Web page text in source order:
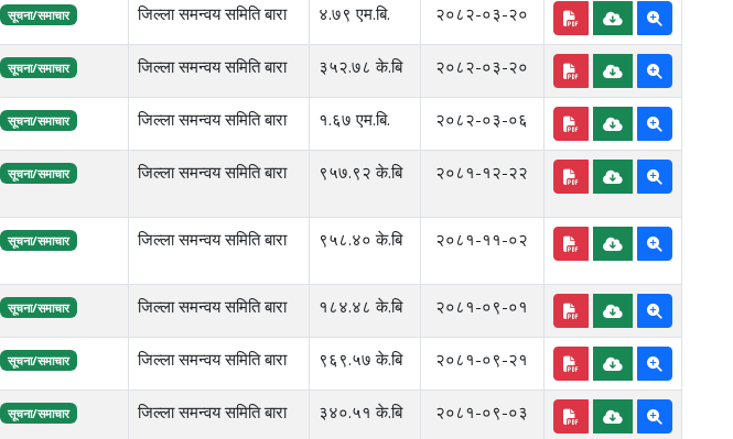
सूचना/समाचार जिल्ला समन्वय समिति बारा ४.७९ एम.बि. २०८२-०३-२०
सूचना/समाचार जिल्ला समन्वय समिति बारा ३५२.७८ के.बि २०८२-०३-२०
सूचना/समाचार जिल्ला समन्वय समिति बारा १.६७ एम.बि. २०८२-०३-०६
सूचना/समाचार जिल्ला समन्वय समिति बारा ९५७.९२ के.बि २०८१-१२-२२
सूचना/समाचार जिल्ला समन्वय समिति बारा ९५८.४० के.बि २०८१-११-०२
सूचना/समाचार जिल्ला समन्वय समिति बारा १८४.४८ के.बि २०८१-०९-०१
सूचना/समाचार जिल्ला समन्वय समिति बारा ९६९.५७ के.बि २०८१-०९-२१
सूचना/समाचार जिल्ला समन्वय समिति बारा ३४०.५१ के.बि २०८१-०९-०३